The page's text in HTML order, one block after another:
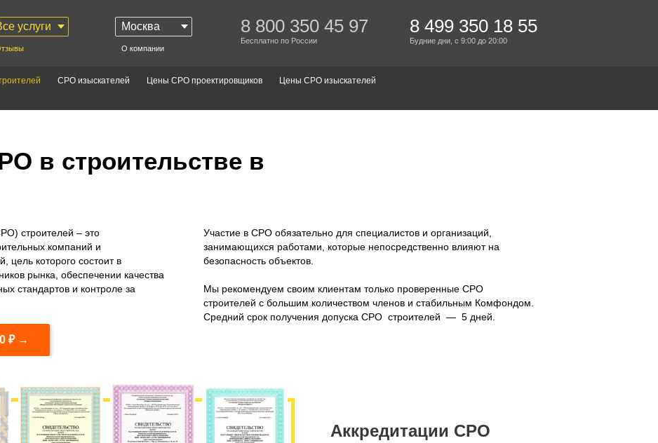
услуги Москва
О компании
8 800 350 45 97
Бесплатно по России
8 499 350 18 55
Будние дни, с 9:00 до 20:00
СРО изыскателей Цены СРО проектировщиков
Цены СРО изыскателей
в строительстве в
строителей – это
компаний и
цель которого состоит в
рынка, обеспечении качества
стандартов и контроле за
₽ →
Участие в СРО обязательно для специалистов и организаций,
занимающихся работами, которые непосредственно влияют на
безопасность объектов.
Мы рекомендуем своим клиентам только проверенные СРО
строителей с большим количеством членов и стабильным Комфондом.
Средний срок получения допуска СРО строителей — 5 дней.
Аккредитации СРО